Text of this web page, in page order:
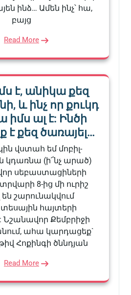
ինձ… Ամեն ինչ՝ հա,
բայց
Read More
է, անիկա քեզ
և ինչ որ քուկդ
իմս ալ է: Ինծի
քեզ ծառայել…
վստահ եմ մոբիլ-
կդառնա (ի՜նչ արած)
սեբաստացիների
8-ից մի ուրիշ
շարունակվում
հայտերի
Նշանավոր Քեմբրիջի
ահա կարդացեք`
Հոքինգի ծննդյան
Read More